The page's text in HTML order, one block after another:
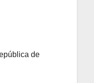
de